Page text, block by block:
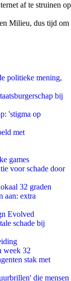
af te struinen op
Milieu, dus tijd om
politieke mening,
bij
'stigma op
met
games
voor schade door
32 graden
aan: extra
Evolved
schade bij
week 32
stak met
die mensen